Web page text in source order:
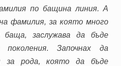
по бащина линия. А
фамилия, за която много
заслужава да бъде
Започнах да
за рода, която да бъде